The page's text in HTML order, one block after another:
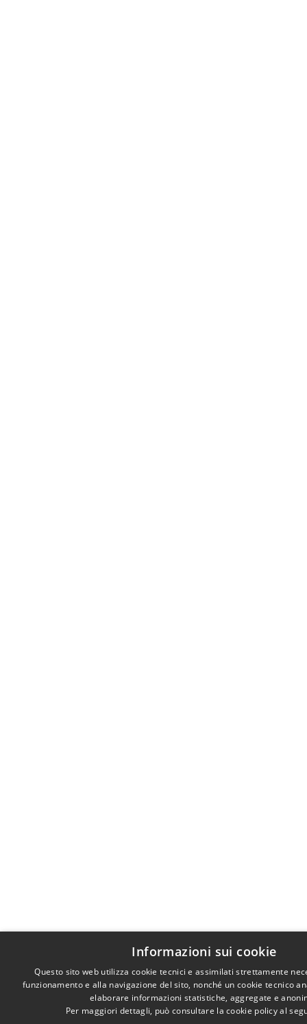
Informazioni sui cookie
Questo sito web utilizza cookie tecnici e assimilati strettamente
funzionamento e alla navigazione del sito, nonché un cookie tecnico
elaborare informazioni statistiche, aggregate e
Per maggiori dettagli, può consultare la cookie policy al